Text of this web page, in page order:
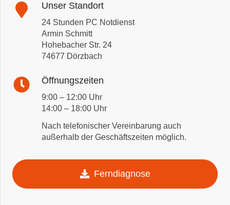
Unser Standort
24 Stunden PC Notdienst
Armin Schmitt
Hohebacher Str. 24
74677 Dörzbach
Öffnungszeiten
9:00 – 12:00 Uhr
14:00 – 18:00 Uhr
Nach telefonischer Vereinbarung auch
außerhalb der Geschäftszeiten möglich.
Ferndiagnose